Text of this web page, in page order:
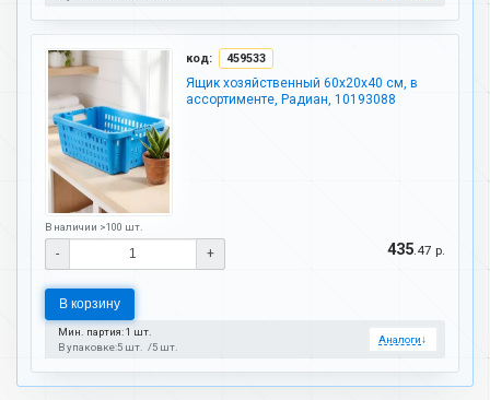
код: 459533
Ящик хозяйственный 60х20х40 см, в
ассортименте, Радиан, 10193088
В наличии >100 шт.
- + 435.47 р.
В корзину
Мин. партия: 1 шт.
В упаковке:5 шт. 5 шт.
Аналоги↓